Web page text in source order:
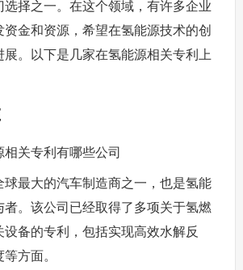
选择之一。在这个领域，有许多企业
金和资源，希望在氢能源技术的创
展。以下是几家在氢能源相关专利上
球最大的汽车制造商之一，也是氢能
者。该公司已经取得了多项关于氢燃
备的专利，包括实现高效水解反
方面。